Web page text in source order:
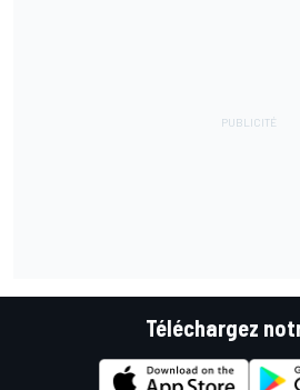
Téléchargez